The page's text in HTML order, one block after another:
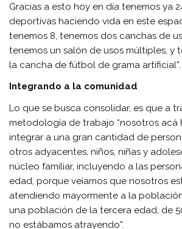
Gracias a esto hoy en día tenemos ya
deportivas haciendo vida en este
tenemos 8, tenemos dos canchas de
tenemos un salón de usos múltiples, y
la cancha de fútbol de grama artificial”.
Integrando a la comunidad
Lo que se busca consolidar, es que a
metodología de trabajo “nosotros acá
integrar a una gran cantidad de
otros adyacentes, niños, niñas y
núcleo familiar, incluyendo a las
edad, porque veíamos que nosotros
atendiendo mayormente a la
una población de la tercera edad, de
no estábamos atrayendo”.